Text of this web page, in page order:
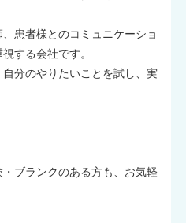
患者様とのコミュニケーショ
する会社です。
自分のやりたいことを試し、実
・ブランクのある方も、お気軽